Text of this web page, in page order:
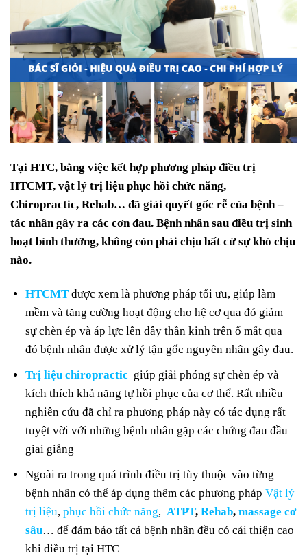
Tại HTC, bằng việc kết hợp phương pháp điều trị
HTCMT, vật lý trị liệu phục hồi chức năng,
Chiropractic, Rehab… đã giải quyết gốc rễ của bệnh –
tác nhân gây ra các cơn đau. Bệnh nhân sau điều trị sinh
hoạt bình thường, không còn phải chịu bất cứ sự khó chịu
nào.
HTCMT được xem là phương pháp tối ưu, giúp làm
mềm và tăng cường hoạt động cho hệ cơ qua đó giảm
sự chèn ép và áp lực lên dây thần kinh trên ổ mắt qua
đó bệnh nhân được xử lý tận gốc nguyên nhân gây đau.
Trị liệu chiropractic giúp giải phóng sự chèn ép và
kích thích khả năng tự hồi phục của cơ thể. Rất nhiều
nghiên cứu đã chỉ ra phương pháp này có tác dụng rất
tuyệt vời với những bệnh nhân gặp các chứng đau đầu
giai giẳng
Ngoài ra trong quá trình điều trị tùy thuộc vào từng
bệnh nhân có thể áp dụng thêm các phương phápVật lý
trị liệu,phục hồi chức năng,ATPT,Rehab,massage cơ
sâu… để đảm bảo tất cả bệnh nhân đều có cải thiện cao
khi điều trị tại HTC